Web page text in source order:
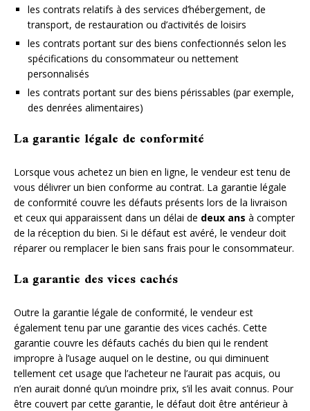
les contrats relatifs à des services d’hébergement, de
transport, de restauration ou d’activités de loisirs
les contrats portant sur des biens confectionnés selon les
spécifications du consommateur ou nettement
personnalisés
les contrats portant sur des biens périssables (par exemple,
des denrées alimentaires)
La garantie légale de conformité
Lorsque vous achetez un bien en ligne, le vendeur est tenu de
vous délivrer un bien conforme au contrat. La garantie légale
de conformité couvre les défauts présents lors de la livraison
et ceux qui apparaissent dans un délai de deux ans à compter
de la réception du bien. Si le défaut est avéré, le vendeur doit
réparer ou remplacer le bien sans frais pour le consommateur.
La garantie des vices cachés
Outre la garantie légale de conformité, le vendeur est
également tenu par une garantie des vices cachés. Cette
garantie couvre les défauts cachés du bien qui le rendent
impropre à l’usage auquel on le destine, ou qui diminuent
tellement cet usage que l’acheteur ne l’aurait pas acquis, ou
n’en aurait donné qu’un moindre prix, s’il les avait connus. Pour
être couvert par cette garantie, le défaut doit être antérieur à